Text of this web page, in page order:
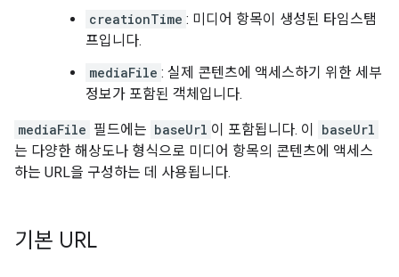
creationTime : 미디어 항목이 생성된 타임스탬
프입니다.
mediaFile : 실제 콘텐츠에 액세스하기 위한 세부
정보가 포함된 객체입니다.
mediaFile 필드에는 baseUrl 이 포함됩니다. 이
baseUrl
는 다양한 해상도나 형식으로 미디어 항목의 콘텐츠에 액세스
하는 URL을 구성하는 데 사용됩니다.
기본 URL